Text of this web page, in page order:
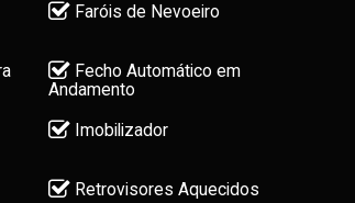
Faróis de Nevoeiro
Fecho Automático em
Andamento
Imobilizador
Retrovisores Aquecidos